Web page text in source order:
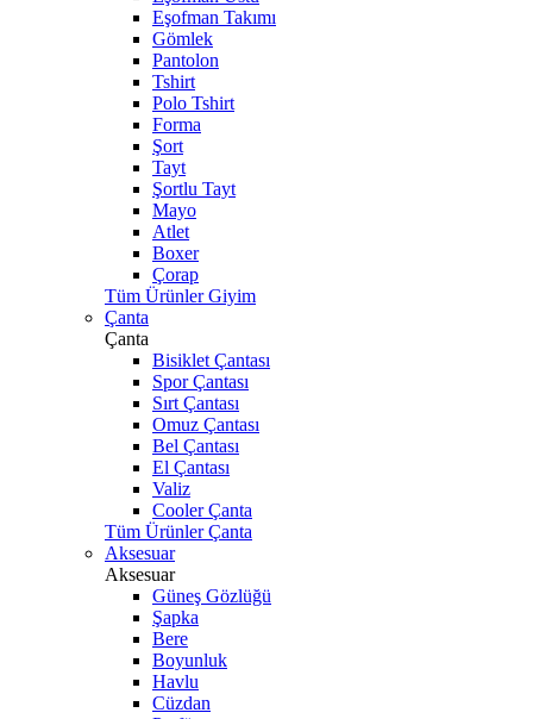
Eşofman Takımı
Gömlek
Pantolon
Tshirt
Polo Tshirt
Forma
Şort
Tayt
Şortlu Tayt
Mayo
Atlet
Boxer
Çorap
Tüm Ürünler Giyim
Çanta
Çanta
Bisiklet Çantası
Spor Çantası
Sırt Çantası
Omuz Çantası
Bel Çantası
El Çantası
Valiz
Cooler Çanta
Tüm Ürünler Çanta
Aksesuar
Aksesuar
Güneş Gözlüğü
Şapka
Bere
Boyunluk
Havlu
Cüzdan